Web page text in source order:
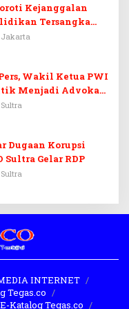
Kejanggalan
Tersangka
Jakarta
Wakil Ketua PWI
Menjadi Advokat
Dugaan Korupsi
Sultra Gelar RDP
INTERNET
Tegas.co
E-Katalog Tegas.co